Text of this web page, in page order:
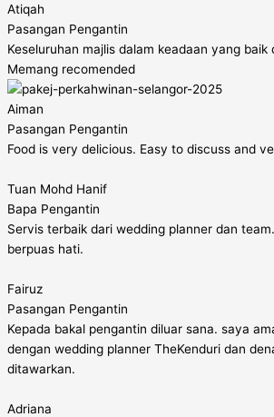
Atiqah
Pasangan Pengantin​
Keseluruhan majlis dalam keadaan yang baik
Memang recomended
Aiman
Pasangan Pengantin
Food is very delicious. Easy to discuss and
Tuan Mohd Hanif
Bapa Pengantin
Servis terbaik dari wedding planner dan
berpuas hati.
Fairuz
Pasangan Pengantin
Kepada bakal pengantin diluar sana. saya
dengan wedding planner TheKenduri dan
ditawarkan.
Adriana